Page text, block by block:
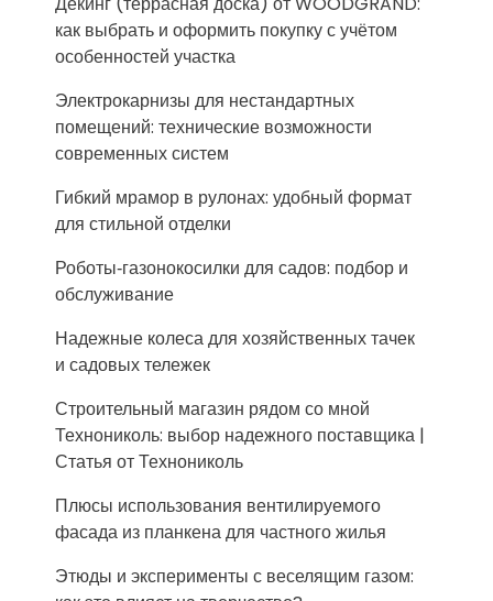
как выбрать и оформить покупку с учётом
особенностей участка
Электрокарнизы для нестандартных
помещений: технические возможности
современных систем
Гибкий мрамор в рулонах: удобный формат
для стильной отделки
Роботы‑газонокосилки для садов: подбор и
обслуживание
Надежные колеса для хозяйственных тачек
и садовых тележек
Строительный магазин рядом со мной
Технониколь: выбор надежного поставщика |
Статья от Технониколь
Плюсы использования вентилируемого
фасада из планкена для частного жилья
Этюды и эксперименты с веселящим газом: